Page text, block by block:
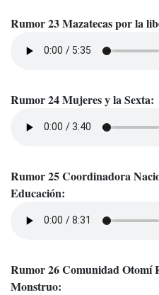
Rumor 23 Mazatecas por la
Rumor 24 Mujeres y la Sexta:
Rumor 25 Coordinadora
Educación:
Rumor 26 Comunidad Otomí
Monstruo: